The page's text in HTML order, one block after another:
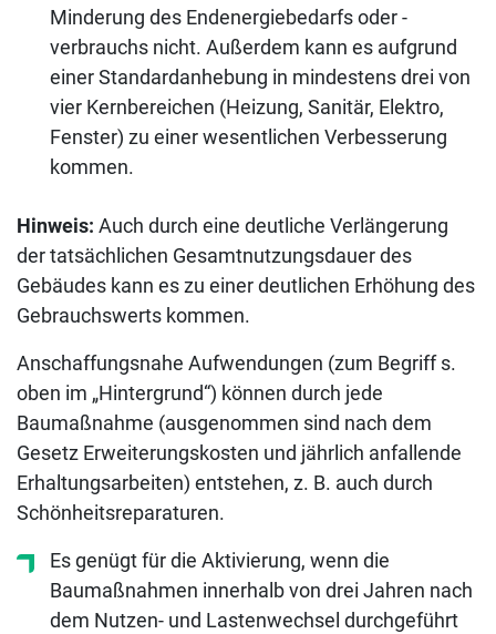
Minderung des Endenergiebedarfs oder -
verbrauchs nicht. Außerdem kann es aufgrund
einer Standardanhebung in mindestens drei von
vier Kernbereichen (Heizung, Sanitär, Elektro,
Fenster) zu einer wesentlichen Verbesserung
kommen.
Hinweis: Auch durch eine deutliche Verlängerung
der tatsächlichen Gesamtnutzungsdauer des
Gebäudes kann es zu einer deutlichen Erhöhung des
Gebrauchswerts kommen.
Anschaffungsnahe Aufwendungen (zum Begriff s.
oben im „Hintergrund“) können durch jede
Baumaßnahme (ausgenommen sind nach dem
Gesetz Erweiterungskosten und jährlich anfallende
Erhaltungsarbeiten) entstehen, z. B. auch durch
Schönheitsreparaturen.
Es genügt für die Aktivierung, wenn die
Baumaßnahmen innerhalb von drei Jahren nach
dem Nutzen- und Lastenwechsel durchgeführt